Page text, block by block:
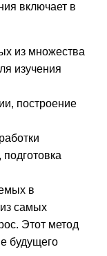
включает в
из множества
изучения
построение
в
самых
Этот метод
будущего